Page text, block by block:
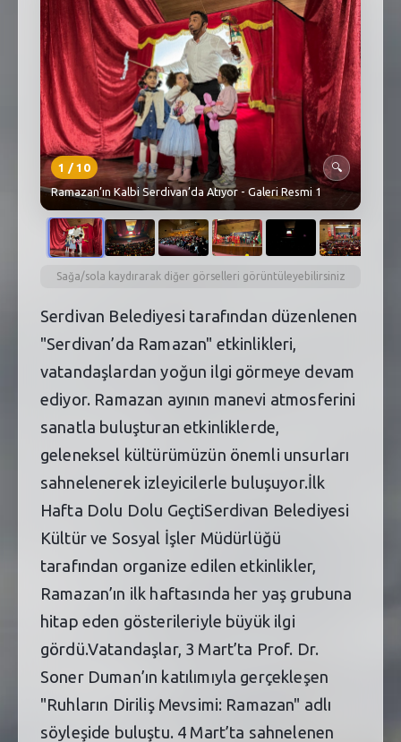
1 /10
🔍
Ramazan’ın Kalbi Serdivan’da Atıyor - Galeri Resmi 1
Sağa/sola kaydırarak diğer görselleri görüntüleyebilirsiniz
Serdivan Belediyesi tarafından düzenlenen
"Serdivan’da Ramazan" etkinlikleri,
vatandaşlardan yoğun ilgi görmeye devam
ediyor. Ramazan ayının manevi atmosferini
sanatla buluşturan etkinliklerde,
geleneksel kültürümüzün önemli unsurları
sahnelenerek izleyicilerle buluşuyor.İlk
Hafta Dolu Dolu GeçtiSerdivan Belediyesi
Kültür ve Sosyal İşler Müdürlüğü
tarafından organize edilen etkinlikler,
Ramazan’ın ilk haftasında her yaş grubuna
hitap eden gösterileriyle büyük ilgi
gördü.Vatandaşlar, 3 Mart’ta Prof. Dr.
Soner Duman’ın katılımıyla gerçekleşen
"Ruhların Diriliş Mevsimi: Ramazan" adlı
söyleşide buluştu. 4 Mart’ta sahnelenen
SEBİK
E NÖBETÇI ECZANELER
SABSIS - AFET
TRAFIKPARK
KÜREK
PARKLAR
PAZAR YERLERI